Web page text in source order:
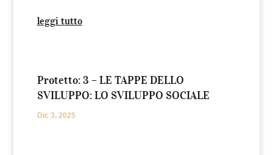
leggi tutto
Protetto: 3 – LE TAPPE DELLO
SVILUPPO: LO SVILUPPO SOCIALE
Dic 3, 2025